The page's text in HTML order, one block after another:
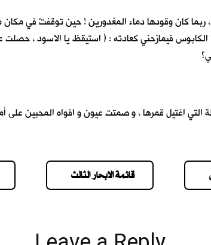
ربما كان وقودها دماء المغدورين ! حين توقفتْ في
فيمازحني كعادته : ( استيقظ يا الاسود ،
انا من سيموت أولا.
اغتيل قمرها ، و صمتت عيون و افواه المحبين على
قائمة الابحار الثالث